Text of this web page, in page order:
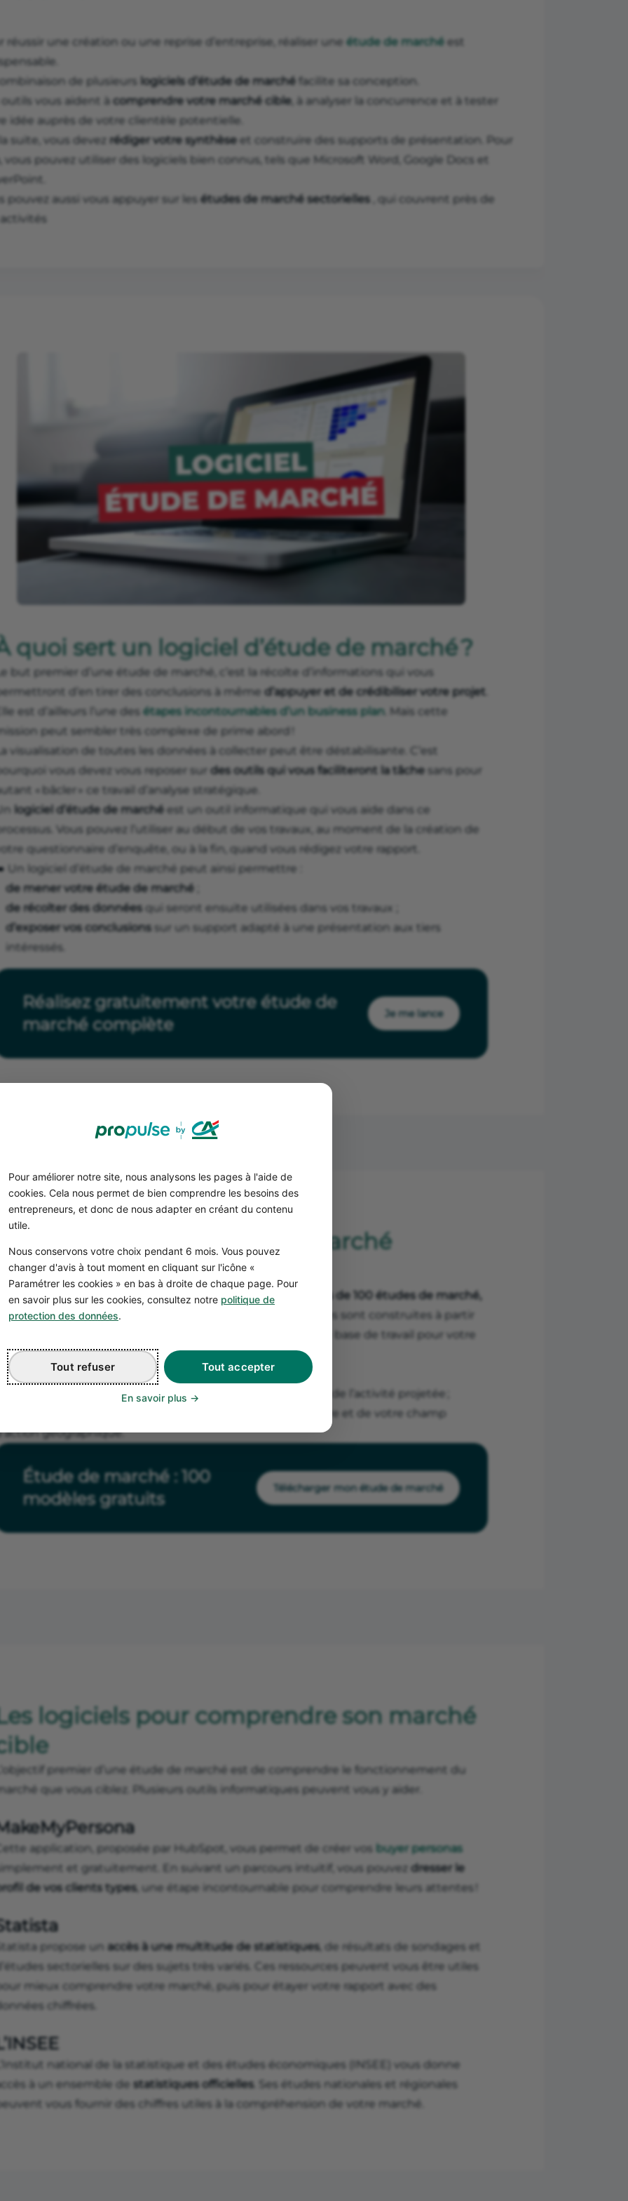
Pour améliorer notre site, nous analysons les pages à l'aide de
cookies. Cela nous permet de bien comprendre les besoins des
entrepreneurs, et donc de nous adapter en créant du contenu
utile.
Nous conservons votre choix pendant 6 mois. Vous pouvez
changer d'avis à tout moment en cliquant sur l'icône «
Paramétrer les cookies » en bas à droite de chaque page. Pour
en savoir plus sur les cookies, consultez notre politique de
protection des données.
Tout accepter
Tout refuser
En savoir plus
réussir une création ou une reprise d’entreprise, réaliser une étude de marché est
de plusieurs logiciels d’étude de marché facilite sa conception.
outils vous aident à comprendre votre marché cible, à analyser la concurrence et à tester
idée auprès de votre clientèle potentielle.
suite, vous devez rédiger votre synthèse et construire des supports de présentation. Pour
vous pouvez utiliser des logiciels bien connus, tels que Microsoft Word, Google Docs et
pouvez aussi vous appuyer sur les études de marché sectorielles , qui couvrent près de
quoi sert un logiciel d’étude de marché ?
but premier d’une étude de marché, c’est la récolte d’informations qui vous
d’en tirer des conclusions à même d’appuyer et de crédibiliser votre projet
est d’ailleurs l’une des étapes incontournables d’un business plan. Mais cette
peut sembler très complexe de prime abord !
visualisation de toutes les données à collecter peut être déstabilisante. C’est
vous devez vous reposer sur des outils qui vous faciliteront la tâche sans pour
« bâcler » ce travail d’analyse stratégique.
logiciel d’étude de marché est un outil informatique qui vous aide dans ce
Vous pouvez l’utiliser au début de vos travaux, au moment de la création de
questionnaire d’enquête, ou à la fin, quand vous rédigez votre rapport.
Un logiciel d’étude de marché peut ainsi permettre :
de mener votre étude de marché
de récolter des donnéesqui seront ensuite utilisées dans vos travaux ;
d’exposer vos conclusionssur un support adapté à une présentation aux tiers
intéressés.
Réalisez gratuitement votre étude de
marché complète
Je me lance
votre étude de marché
Crédit Agricole met à votre disposition gratuitement
près de 100 études de marché,
vous aideront à comprendre votre secteur d’activité. Elles sont construites à partir
données nationales, mais peuvent constituer une bonne base de travail pour votre
de marché locale.
Pour exploiter ces ressources, il vous suffit de :
modèle d’étude de marché
le plus proche de l’activité projetée ;
le personnaliser en l’adaptant aux spécificités de votre offre et de votre champ
géographique.
Étude de marché : 100
modèles gratuits
Télécharger mon étude de marché
logiciels pour comprendre son marché
premier d’une étude de marché est de comprendre le fonctionnement du
que vous ciblez. Plusieurs outils informatiques peuvent vous y aider.
application, proposée par HubSpot, vous permet de créer vos buyer personas
et gratuitement. En suivant un parcours intuitif, vous pouvez dresser le
de vos clients types, une étape incontournable pour comprendre leurs attentes !
propose un accès à une multitude de statistiques, de résultats de sondages et
sectorielles sur des sujets très variés. Ces ressources peuvent vous être utiles
mieux comprendre votre marché, puis pour étayer votre rapport avec des
chiffrées.
national de la statistique et des études économiques (INSEE) vous donne
à un ensemble de statistiques officielles. Ses études nationales et régionales
vous fournir des chiffres utiles à la compréhension de votre marché.